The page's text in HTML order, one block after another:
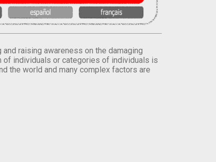
raising awareness on the damaging
of individuals or categories of individuals is
the world and many complex factors are